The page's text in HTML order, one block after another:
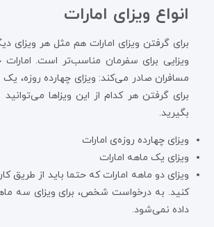
انواع ویزای امارات
برای گرفتن ویزای امارات هم مثل هر ویزای
ویزایی برای سفرمان مناسب‌تر است. امارات
مسافران صادر می‌کند: ویزای چهارده روزه،
برای گرفتن هر کدام از این ویزاها می‌توانید
بگیرید.
ویزای چهارده روزه‌ی امارات
ویزای یک ماهه امارات
ویزای دو ماهه امارات که حتما باید از طریق
کنید. به درخواست شخص، برای ویزای سه
داده نمی‌شود.